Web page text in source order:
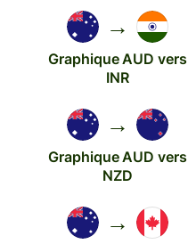
→
Graphique AUD vers
INR
→
Graphique AUD vers
NZD
→